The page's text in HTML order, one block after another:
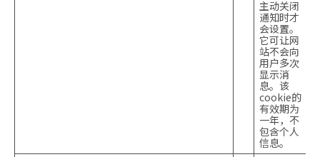
主动关闭
通知时才
会设置。
它可让网
站不会向
用户多次
显示消
息。该
cookie的
有效期为
一年，不
包含个人
信息。